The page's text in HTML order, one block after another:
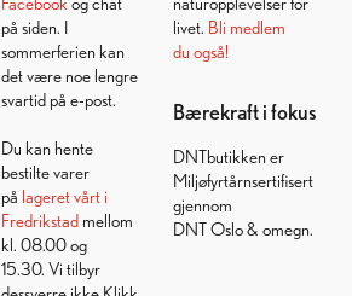
på siden. I
sommerferien kan
det være noe lengre
svartid på e-post.
Du kan hente
bestilte varer
på lageret vårt i
Fredrikstadmellom
kl. 08.00 og
15.30. Vi tilbyr
livet. Bli medlem
du også!
Bærekraft i fokus
DNTbutikken er
Miljøfyrtårnsertifisert
gjennom
DNT Oslo & omegn.